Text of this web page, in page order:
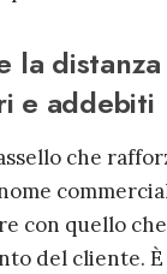
la
e addebiti
che
con quello
del cliente.